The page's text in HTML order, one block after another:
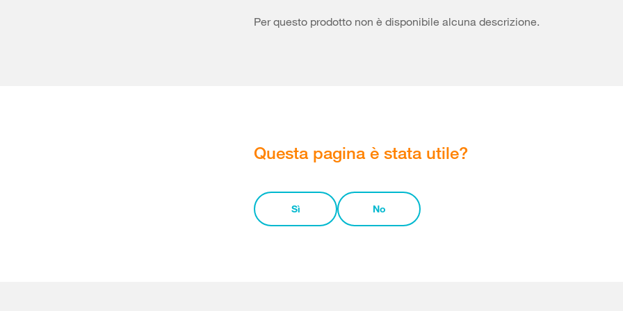
Per questo prodotto non è disponibile alcuna descrizione.
Questa pagina è stata utile?
Sì No